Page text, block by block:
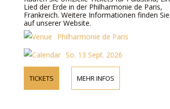
Lied der Erde in der Philharmonie de Paris,
Frankreich. Weitere Informationen finden Sie
auf unserer Website.
Philharmonie de Paris
So. 13 Sept. 2026
TICKETS MEHR INFOS